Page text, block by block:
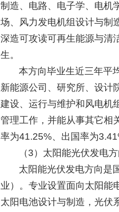
制造、电路、电子学、电机
场、风力发电机组设计与制
深造可攻读可再生能源与清
生。
本方向毕业生近三年平
新能源公司、研究所、设计
建设、运行与维护和风电机
管理工作，并能从事其它相
率为41.25%、出国率为
（3）太阳能光伏发电方
太阳能光伏发电方向是
业）。专业设置面向太阳能
太阳电池设计与制造，光伏